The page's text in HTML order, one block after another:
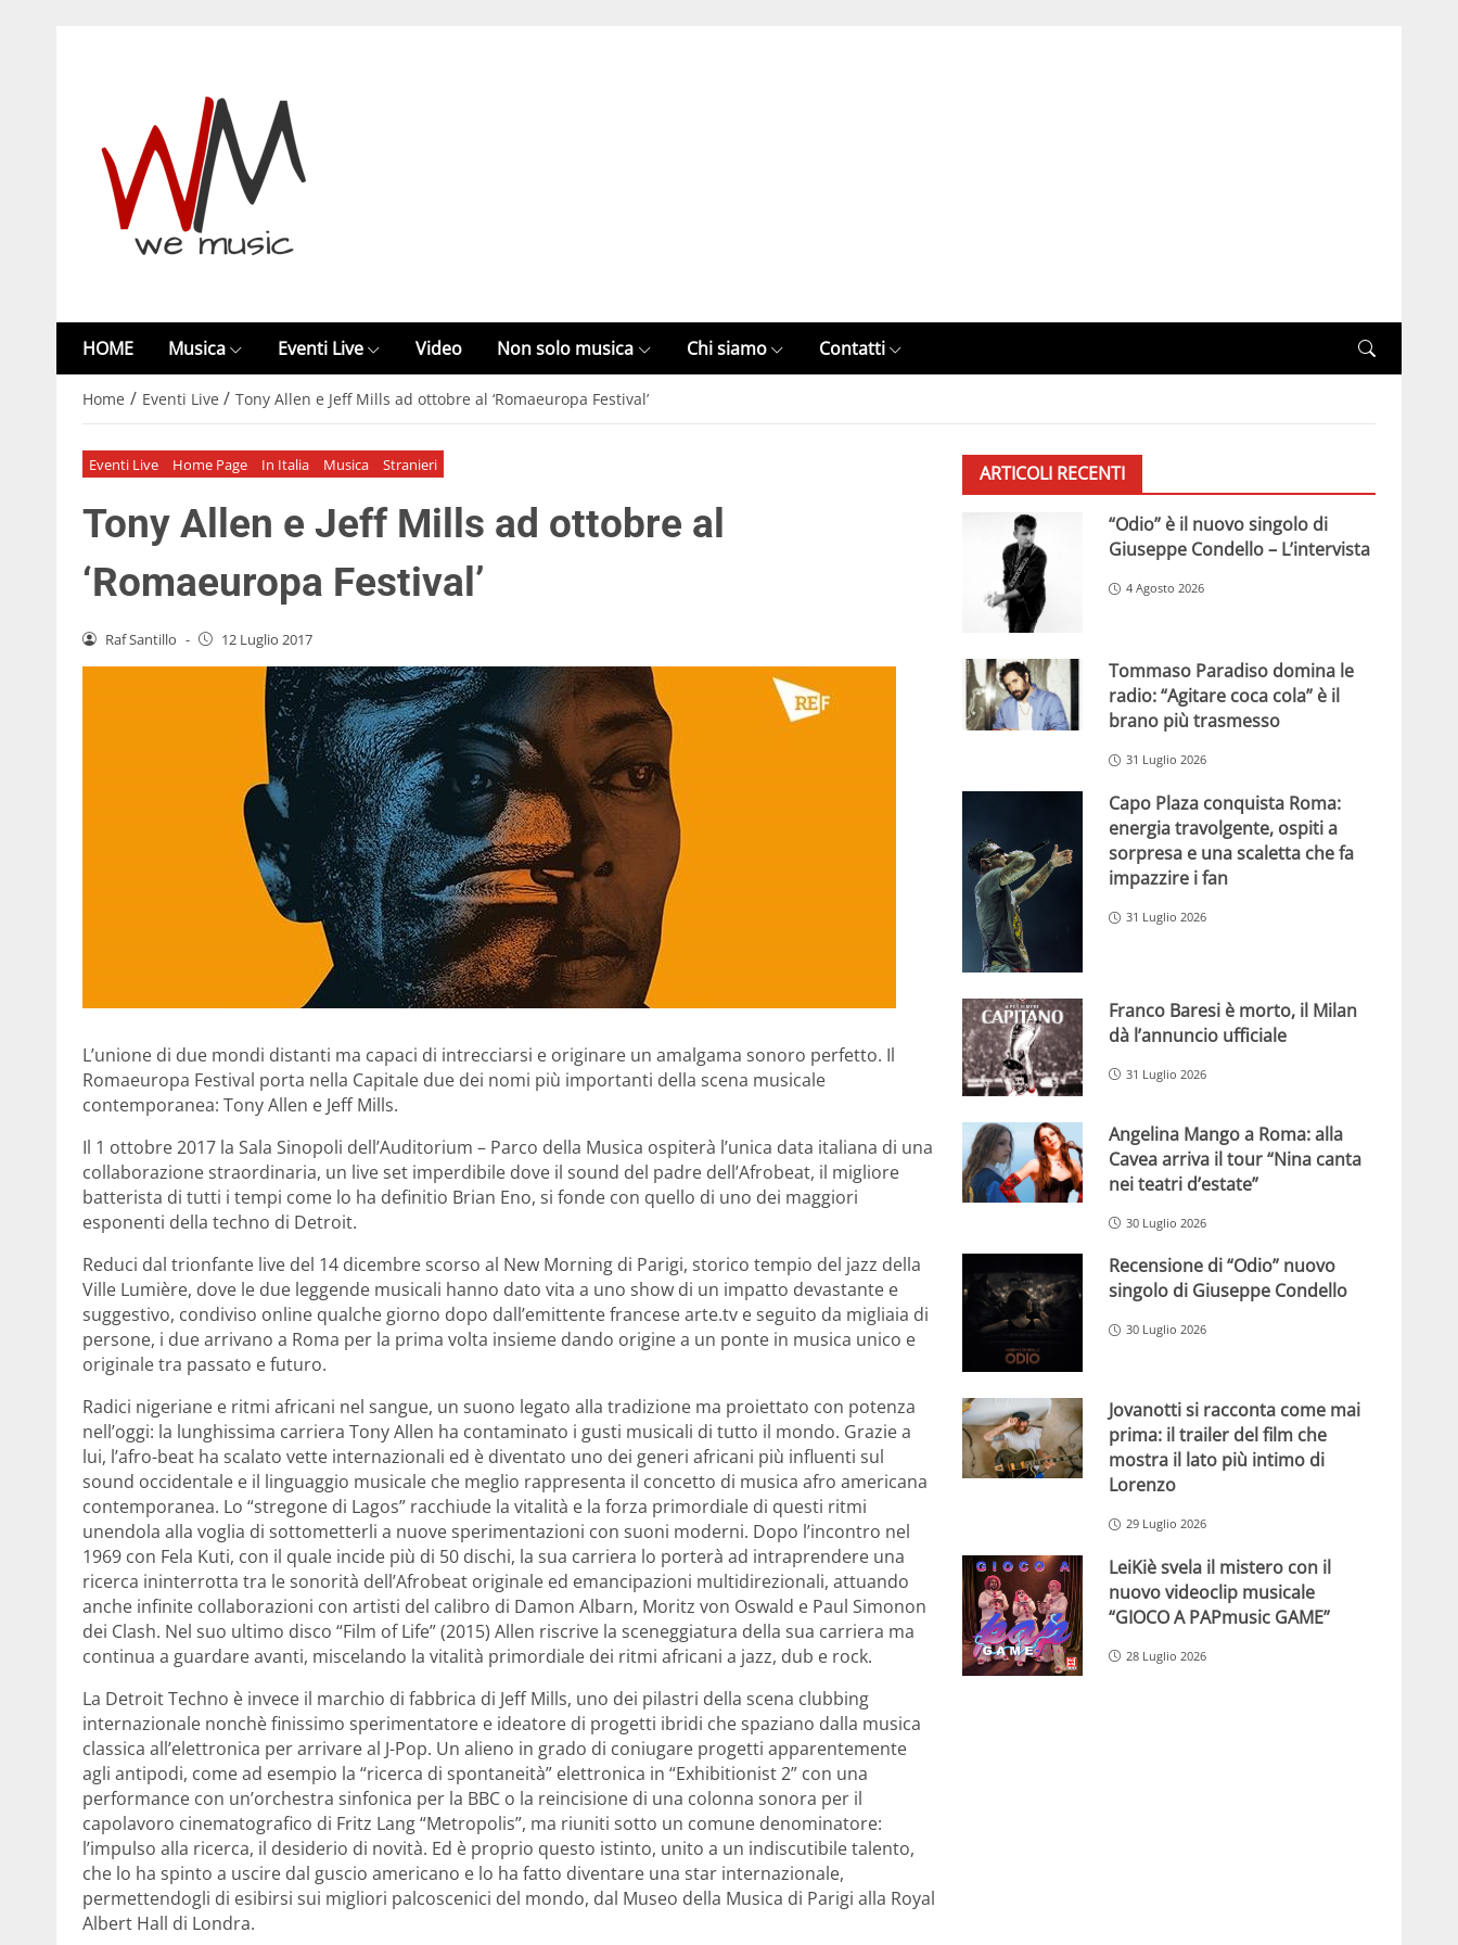
HOME Musica Eventi Live Video Non solo musica Chi siamo Contatti
Home / Eventi Live / Tony Allen e Jeff Mills ad ottobre al ‘Romaeuropa Festival’
Eventi Live Home Page In Italia Musica Stranieri
Tony Allen e Jeff Mills ad ottobre al
‘Romaeuropa Festival’
Raf Santillo - 12 Luglio 2017
L’unione di due mondi distanti ma capaci di intrecciarsi e originare un amalgama sonoro perfetto. Il
Romaeuropa Festival porta nella Capitale due dei nomi più importanti della scena musicale
contemporanea: Tony Allen e Jeff Mills.
Il 1 ottobre 2017 la Sala Sinopoli dell’Auditorium – Parco della Musica ospiterà l’unica data italiana di una
collaborazione straordinaria, un live set imperdibile dove il sound del padre dell’Afrobeat, il migliore
batterista di tutti i tempi come lo ha definitio Brian Eno, si fonde con quello di uno dei maggiori
esponenti della techno di Detroit.
Reduci dal trionfante live del 14 dicembre scorso al New Morning di Parigi, storico tempio del jazz della
Ville Lumière, dove le due leggende musicali hanno dato vita a uno show di un impatto devastante e
suggestivo, condiviso online qualche giorno dopo dall’emittente francese arte.tv e seguito da migliaia di
persone, i due arrivano a Roma per la prima volta insieme dando origine a un ponte in musica unico e
originale tra passato e futuro.
Radici nigeriane e ritmi africani nel sangue, un suono legato alla tradizione ma proiettato con potenza
nell’oggi: la lunghissima carriera Tony Allen ha contaminato i gusti musicali di tutto il mondo. Grazie a
lui, l’afro-beat ha scalato vette internazionali ed è diventato uno dei generi africani più influenti sul
sound occidentale e il linguaggio musicale che meglio rappresenta il concetto di musica afro americana
contemporanea. Lo “stregone di Lagos” racchiude la vitalità e la forza primordiale di questi ritmi
unendola alla voglia di sottometterli a nuove sperimentazioni con suoni moderni. Dopo l’incontro nel
1969 con Fela Kuti, con il quale incide più di 50 dischi, la sua carriera lo porterà ad intraprendere una
ricerca ininterrotta tra le sonorità dell’Afrobeat originale ed emancipazioni multidirezionali, attuando
anche infinite collaborazioni con artisti del calibro di Damon Albarn, Moritz von Oswald e Paul Simonon
dei Clash. Nel suo ultimo disco “Film of Life” (2015) Allen riscrive la sceneggiatura della sua carriera ma
continua a guardare avanti, miscelando la vitalità primordiale dei ritmi africani a jazz, dub e rock.
La Detroit Techno è invece il marchio di fabbrica di Jeff Mills, uno dei pilastri della scena clubbing
internazionale nonchè finissimo sperimentatore e ideatore di progetti ibridi che spaziano dalla musica
classica all’elettronica per arrivare al J-Pop. Un alieno in grado di coniugare progetti apparentemente
agli antipodi, come ad esempio la “ricerca di spontaneità” elettronica in “Exhibitionist 2” con una
performance con un’orchestra sinfonica per la BBC o la reincisione di una colonna sonora per il
capolavoro cinematografico di Fritz Lang “Metropolis”, ma riuniti sotto un comune denominatore:
l’impulso alla ricerca, il desiderio di novità. Ed è proprio questo istinto, unito a un indiscutibile talento,
che lo ha spinto a uscire dal guscio americano e lo ha fatto diventare una star internazionale,
permettendogli di esibirsi sui migliori palcoscenici del mondo, dal Museo della Musica di Parigi alla Royal
Albert Hall di Londra.
ARTICOLI RECENTI
“Odio” è il nuovo singolo di
Giuseppe Condello – L’intervista
4 Agosto 2026
Tommaso Paradiso domina le
radio: “Agitare coca cola” è il
brano più trasmesso
31 Luglio 2026
Capo Plaza conquista Roma:
energia travolgente, ospiti a
sorpresa e una scaletta che fa
impazzire i fan
31 Luglio 2026
Franco Baresi è morto, il Milan
dà l’annuncio ufficiale
31 Luglio 2026
Angelina Mango a Roma: alla
Cavea arriva il tour “Nina canta
nei teatri d’estate”
30 Luglio 2026
Recensione di “Odio” nuovo
singolo di Giuseppe Condello
30 Luglio 2026
Jovanotti si racconta come mai
prima: il trailer del film che
mostra il lato più intimo di
Lorenzo
29 Luglio 2026
LeiKiè svela il mistero con il
nuovo videoclip musicale
“GIOCO A PAPmusic GAME”
28 Luglio 2026